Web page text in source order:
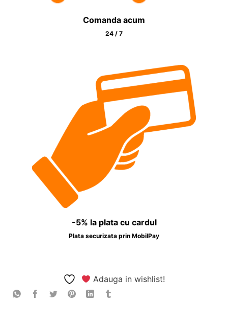
Comanda acum
24 / 7
-5% la plata cu cardul
Plata securizata prin MobilPay
Adauga in wishlist!